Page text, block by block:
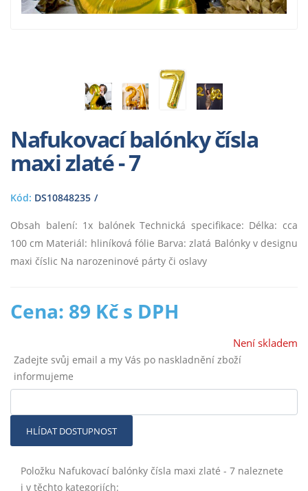
Nafukovací balónky čísla
maxi zlaté - 7
Kód: DS10848235
Obsah balení: 1x balónek Technická specifikace: Délka: cca
100 cm Materiál: hliníková fólie Barva: zlatá Balónky v designu
maxi číslic Na narozeninové párty či oslavy
Cena: 89 Kč s DPH
Není skladem
Zadejte svůj email a my Vás po naskladnění zboží
informujeme
HLÍDAT DOSTUPNOST
Položku Nafukovací balónky čísla maxi zlaté - 7 naleznete
i v těchto kategoriích: